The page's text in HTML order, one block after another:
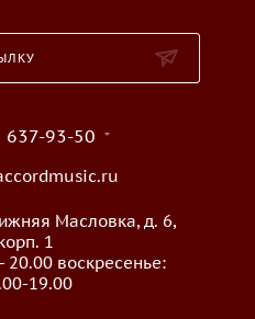
637-93-50
Масловка, д. 6,
1
20.00 воскресенье:
19.00